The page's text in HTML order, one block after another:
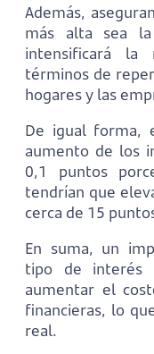
Además,
más alta sea
intensificará la
términos de
hogares y las
De igual forma,
aumento de los
0,1 puntos
tendrían que
cerca de 15
En suma, un
tipo de interés
aumentar el
financieras, lo
real.